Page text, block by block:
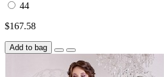
44
$167.58
Add to bag